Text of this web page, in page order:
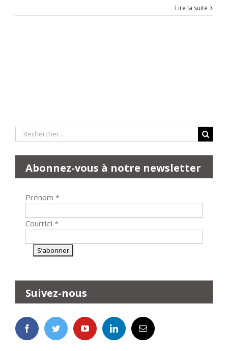
Lire la suite
Rechercher:
Abonnez-vous à notre newsletter
Prénom *
Courriel *
Suivez-nous